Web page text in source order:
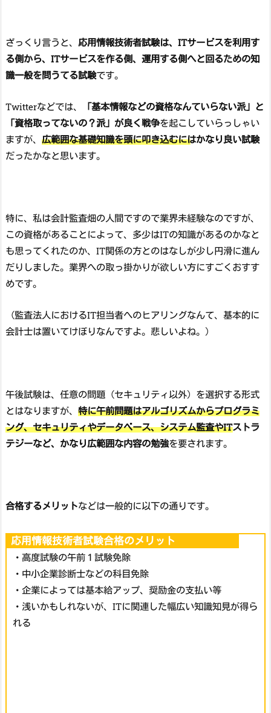
ざっくり言うと、 応用情報技術者試験は、ITサービスを利用す
る側から、ITサービスを作る側、運用する側へと回るための知
識一般を問うてる試験です。
Twitterなどでは、
「基本情報などの資格なんていらない派」と
「資格取ってないの？派」が良く戦争を起こしていらっしゃい
ますが、 広範囲な基礎知識を頭に叩き込むにはかなり良い試験
だったかなと思います。
特に、私は会計監査畑の人間ですので業界未経験なのですが、
この資格があることによって、多少はITの知識があるのかなと
も思ってくれたのか、IT関係の方とのはなしが少し円滑に進ん
だりしました。業界への取っ掛かりが欲しい方にすごくおすす
めです。
（監査法人におけるIT担当者へのヒアリングなんて、基本的に
会計士は置いてけぼりなんですよ。悲しいよね。）
午後試験は、任意の問題（セキュリティ以外）を選択する形式
とはなりますが、 特に午前問題はアルゴリズムからプログラミ
ング、セキュリティやデータベース、システム監査やITストラ
テジーなど、かなり広範囲な内容の勉強を要されます。
合格するメリットなどは一般的に以下の通りです。
応用情報技術者試験合格のメリット
・高度試験の午前１試験免除
・中小企業診断士などの科目免除
・企業によっては基本給アップ、奨励金の支払い等
・浅いかもしれないが、ITに関連した幅広い知識知見が得ら
れる